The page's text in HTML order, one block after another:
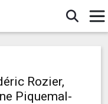
Rozier,
Piquemal-